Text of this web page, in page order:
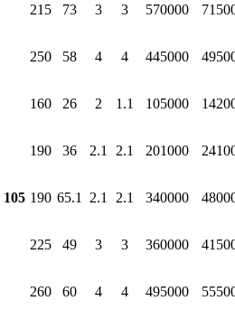
215 73 3 3 570000
250 58 4 4 445000
105
160 26 2 1.1 105000
190 36 2.1 2.1 201000
190 65.1 2.1 2.1 340000
225 49 3 3 360000
260 60 4 4 495000